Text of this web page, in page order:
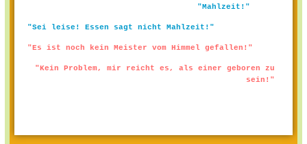
"Mahlzeit!"
"Sei leise! Essen sagt nicht Mahlzeit!"
"Es ist noch kein Meister vom Himmel gefallen!"
"Kein Problem, mir reicht es, als einer geboren zu
sein!"